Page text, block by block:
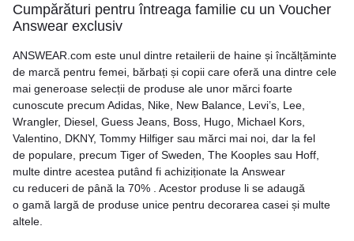
Cumpărături pentru întreaga familie cu un Voucher
Answear exclusiv
ANSWEAR.com este unul dintre retailerii de haine și încălțăminte
de marcă pentru femei, bărbați și copii care oferă una dintre cele
mai generoase selecții de produse ale unor mărci foarte
cunoscute precum Adidas, Nike, New Balance, Levi’s, Lee,
Wrangler, Diesel, Guess Jeans, Boss, Hugo, Michael Kors,
Valentino, DKNY, Tommy Hilfiger sau mărci mai noi, dar la fel
de populare, precum Tiger of Sweden, The Kooples sau Hoff,
multe dintre acestea putând fi achiziționate la Answear
cu reduceri de până la 70% . Acestor produse li se adaugă
o gamă largă de produse unice pentru decorarea casei și multe
altele.